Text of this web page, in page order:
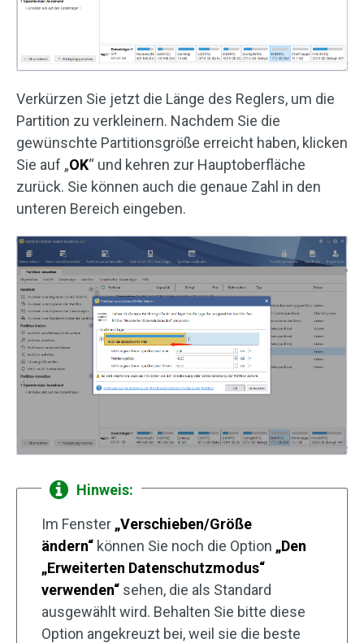
Verkürzen Sie jetzt die Länge des Reglers, um die
Partition zu verkleinern. Nachdem Sie die
gewünschte Partitionsgröße erreicht haben, klicken
Sie auf „OK“ und kehren zur Hauptoberfläche
zurück. Sie können auch die genaue Zahl in den
unteren Bereich eingeben.
Hinweis:
Im Fenster „Verschieben/Größe
ändern“ können Sie noch die Option „Den
„Erweiterten Datenschutzmodus“
verwenden“ sehen, die als Standard
ausgewählt wird. Behalten Sie bitte diese
Option angekreuzt bei, weil sie die beste